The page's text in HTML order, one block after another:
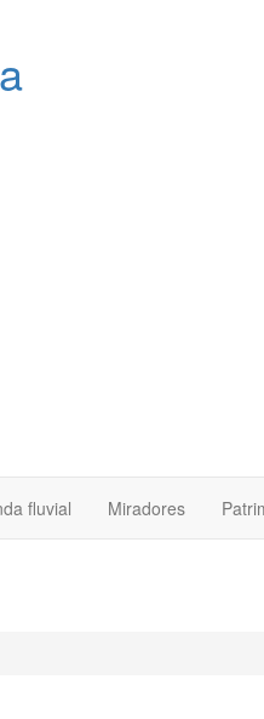
fluvial Miradores